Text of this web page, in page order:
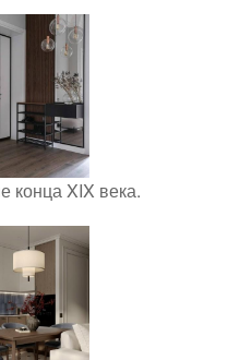
конца XIX века.